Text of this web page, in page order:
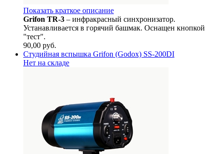
Показать краткое описание
Grifon TR-3 – инфракрасный синхронизатор.
Устанавливается в горячий башмак. Оснащен кнопкой
"тест".
90,00 руб.
Студийная вспышка Grifon (Godox) SS-200DI
Нет на складе